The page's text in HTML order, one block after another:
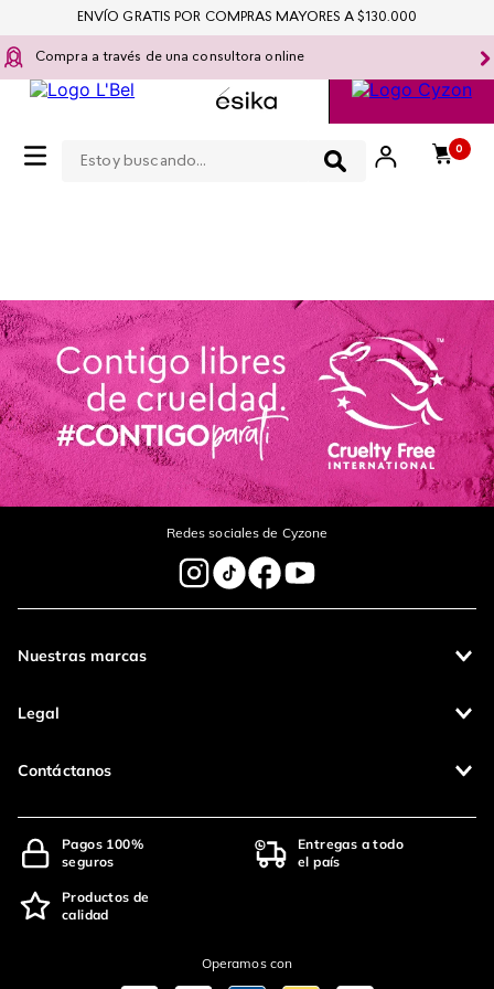
Compra a través de una consultora online
0
ENVÍO GRATIS POR COMPRAS MAYORES A $130.000
Redes sociales de Cyzone
Nuestras marcas
Legal
Contáctanos
Pagos 100%
seguros
Entregas a todo
el país
Productos de
calidad
Operamos con